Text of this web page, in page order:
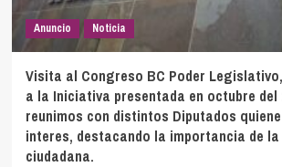
Anuncio Noticia
Visita al Congreso BC Poder
a la Iniciativa presentada en octubre del
reunimos con distintos Diputados
interes, destacando la importancia de
ciudadana.